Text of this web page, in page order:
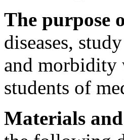
The purpose
diseases,
and
students of
Materials